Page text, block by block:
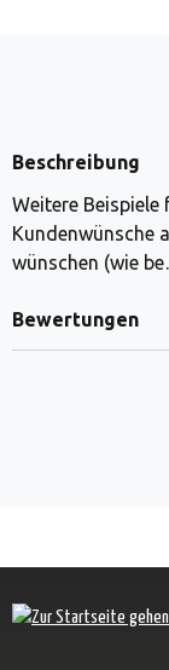
Beschreibung
Weitere
Kundenwünsche
wünschen (wie
Bewertungen